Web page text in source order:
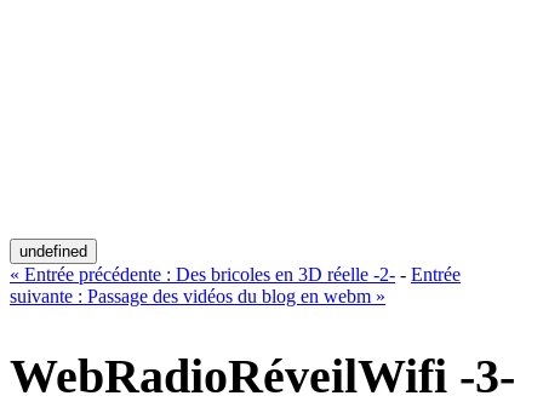
undefined
« Entrée précédente : Des bricoles en 3D réelle -2- - Entrée
suivante : Passage des vidéos du blog en webm »
WebRadioRéveilWifi -3-